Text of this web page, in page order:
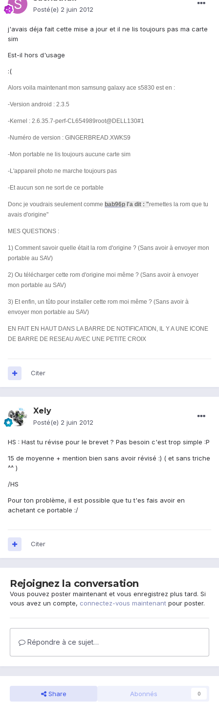
Posté(e) 2 juin 2012
j'avais déja fait cette mise a jour et il ne lis toujours pas ma carte
sim
Est-il hors d'usage
:(
Alors voila maintenant mon samsung galaxy ace s5830 est en :
-Version android : 2.3.5
-Kernel : 2.6.35.7-perf-CL654989root@DELL130#1
-Numéro de version : GINGERBREAD.XWKS9
-Mon portable ne lis toujours aucune carte sim
-L'appareil photo ne marche toujours pas
-Et aucun son ne sort de ce portable
Donc je voudrais seulement comme bab96p l'a dit : "remettes la rom que tu
avais d'origine"
MES QUESTIONS :
1) Comment savoir quelle était la rom d'origine ? (Sans avoir à envoyer mon
portable au SAV)
2) Ou télécharger cette rom d'origine moi même ? (Sans avoir à envoyer
mon portable au SAV)
3) Et enfin, un tûto pour installer cette rom moi même ? (Sans avoir à
envoyer mon portable au SAV)
EN FAIT EN HAUT DANS LA BARRE DE NOTIFICATION, IL Y A UNE ICONE
DE BARRE DE RESEAU AVEC UNE PETITE CROIX
Citer
Xely
Posté(e) 2 juin 2012
HS : Hast tu révise pour le brevet ? Pas besoin c'est trop simple :P
15 de moyenne + mention bien sans avoir révisé :) ( et sans triche
^^ )
/HS
Pour ton problème, il est possible que tu t'es fais avoir en
achetant ce portable :/
Citer
Rejoignez la conversation
Vous pouvez poster maintenant et vous enregistrez plus tard. Si
vous avez un compte, connectez-vous maintenant pour poster.
Répondre à ce sujet…
Share Abonnés 0